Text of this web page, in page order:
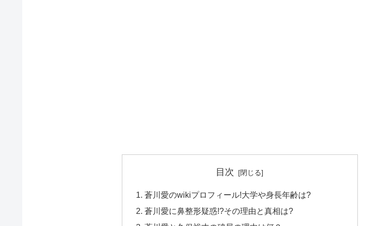
目次
蒼川愛のwikiプロフィール!大学や身長年齢は?
蒼川愛に鼻整形疑惑!?その理由と真相は?